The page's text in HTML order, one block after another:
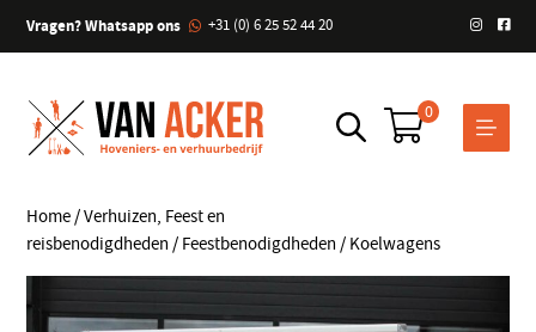
Vragen? Whatsapp ons +31 (0) 6 25 52 44 20
0
Home/Verhuizen, Feest en
reisbenodigdheden / Feestbenodigdheden / Koelwagens